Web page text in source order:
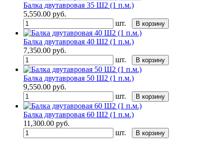
Балка двутавровая 35 Ш2 (1 п.м.)
5,550.00 руб.
шт.
В корзину
Балка двутавровая 40 Ш2 (1 п.м.)
7,350.00 руб.
шт.
В корзину
Балка двутавровая 50 Ш2 (1 п.м.)
9,550.00 руб.
шт.
В корзину
Балка двутавровая 60 Ш2 (1 п.м.)
11,300.00 руб.
шт.
В корзину